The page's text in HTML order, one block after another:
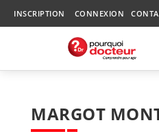
INSCRIPTION CONNEXION
MARGOT